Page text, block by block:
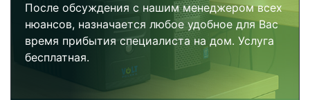
После обсуждения с нашим менеджером всех
нюансов, назначается любое удобное для Вас
время прибытия специалиста на дом. Услуга
бесплатная.